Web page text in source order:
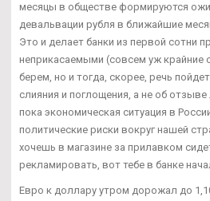
месяцы в обществе формируются
девальвации рубля в ближайшие
Это и делает банки из первой сотни
неприкасаемыми (совсем уж крайние
берем, но и тогда, скорее, речь
слияния и поглощения, а не об отзыве
пока экономическая ситуация в
политические риски вокруг нашей
хочешь в магазине за прилавком
рекламировать, вот тебе в банке
Евро к доллару утром дорожал до